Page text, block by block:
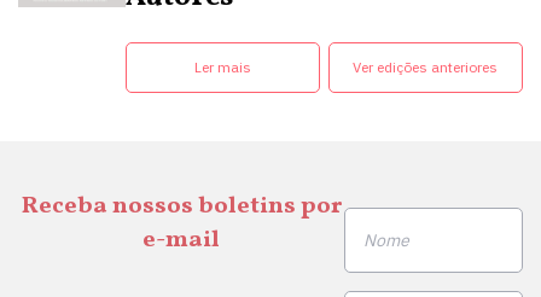
Ler mais Ver edições anteriores
Receba nossos boletins por
e-mail